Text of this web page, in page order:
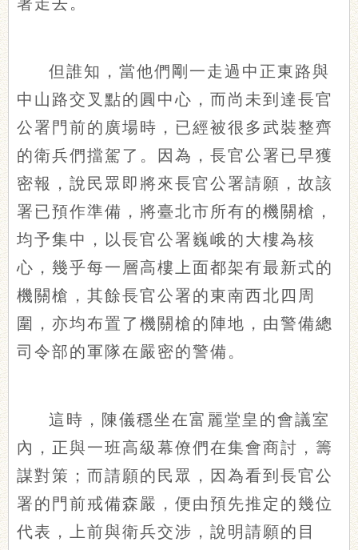
但誰知，當他們剛一走過中正東路與
中山路交叉點的圓中心，而尚未到達長官
公署門前的廣場時，已經被很多武裝整齊
的衛兵們擋駕了。因為，長官公署已早獲
密報，說民眾即將來長官公署請願，故該
署已預作準備，將臺北市所有的機關槍，
均予集中，以長官公署巍峨的大樓為核
心，幾乎每一層高樓上面都架有最新式的
機關槍，其餘長官公署的東南西北四周
圍，亦均布置了機關槍的陣地，由警備總
司令部的軍隊在嚴密的警備。
這時，陳儀穩坐在富麗堂皇的會議室
內，正與一班高級幕僚們在集會商討，籌
謀對策；而請願的民眾，因為看到長官公
署的門前戒備森嚴，便由預先推定的幾位
代表，上前與衛兵交涉，說明請願的目